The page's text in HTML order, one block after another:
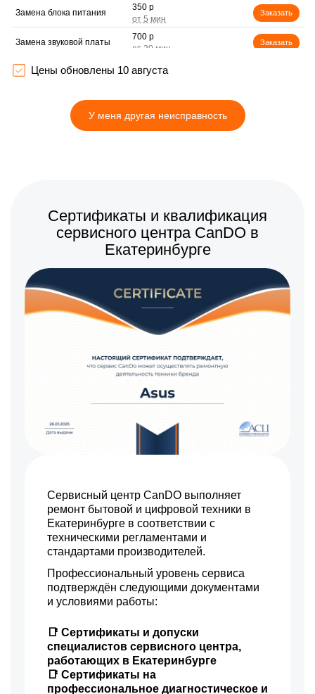
Замена блока питания
350 р
Заказать
Замена звуковой платы
700 р
Заказать
Цены обновлены 10 августа
У меня другая неисправность
Сертификаты и квалификация
сервисного центра CanDO в
Екатеринбурге
Сервисный центр CanDO выполняет
ремонт бытовой и цифровой техники в
Екатеринбурге в соответствии с
техническими регламентами и
стандартами производителей.
Профессиональный уровень сервиса
подтверждён следующими документами
и условиями работы:
📑 Сертификаты и допуски
специалистов сервисного центра,
работающих в Екатеринбурге
📑 Сертификаты на
профессиональное диагностическое и